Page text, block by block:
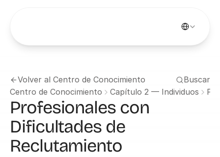
Volver al Centro de Conocimiento
Buscar
Centro de Conocimiento
Capítulo 2 — Individuos
Profesionales con
Dificultades de
Reclutamiento